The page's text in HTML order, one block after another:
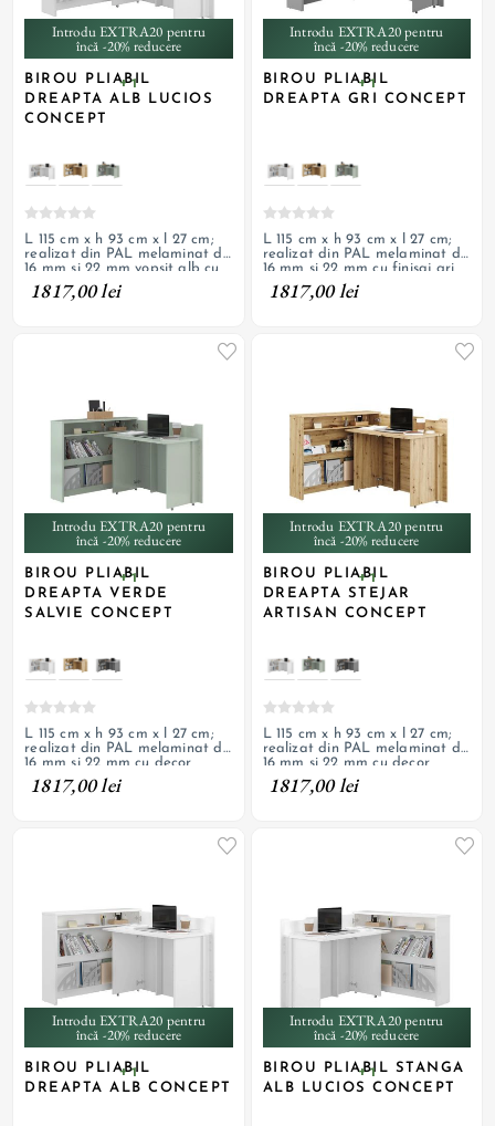
Introdu EXTRA20 pentru
încă -20% reducere
BIROU PLIABIL
DREAPTA ALB LUCIOS
CONCEPT
+ 1
L 115 cm x h 93 cm x l 27 cm;
realizat din PAL melaminat de
16 mm si 22 mm vopsit alb cu
finisaj de lac cu luciu inalt; 3
rafturi, parte pliabila cu
1817,00 lei
Introdu EXTRA20 pentru
încă -20% reducere
BIROU PLIABIL
DREAPTA GRI CONCEPT
+ 1
L 115 cm x h 93 cm x l 27 cm;
realizat din PAL melaminat de
16 mm si 22 mm cu finisaj gri
lacuit; 3 rafturi, parte pliabila
cu deschidere pe dreapta
1817,00 lei
Introdu EXTRA20 pentru
încă -20% reducere
BIROU PLIABIL
DREAPTA VERDE
SALVIE CONCEPT
+ 1
L 115 cm x h 93 cm x l 27 cm;
realizat din PAL melaminat de
16 mm si 22 mm cu decor
stejar artisan; 3 rafturi, parte
pliabila cu deschidere pe
1817,00 lei
Introdu EXTRA20 pentru
încă -20% reducere
BIROU PLIABIL
DREAPTA STEJAR
ARTISAN CONCEPT
+ 1
L 115 cm x h 93 cm x l 27 cm;
realizat din PAL melaminat de
16 mm si 22 mm cu decor
stejar artisan; 3 rafturi, parte
pliabila cu deschidere pe
1817,00 lei
Introdu EXTRA20 pentru
încă -20% reducere
BIROU PLIABIL
DREAPTA ALB CONCEPT
+ 1
Introdu EXTRA20 pentru
încă -20% reducere
BIROU PLIABIL STANGA
ALB LUCIOS CONCEPT
+ 1